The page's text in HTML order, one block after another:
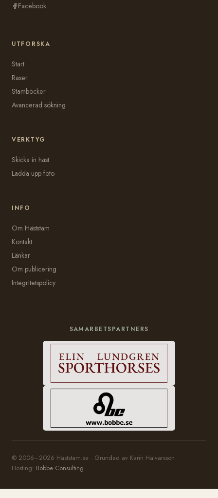
Facebook
UTFORSKA
Start
Raser
Stamböcker
Avancerad sökning
VERKTYG
Skicka in häst
Ladda upp foto
INFO
Om Häststam
Kontakt
Länkar
Om publicering
Integritetspolicy
SAMARBETSPARTNERS
© 2006–2026 Häststam.se · Grundad av Karin Halvarsson
Hosting: Bobbe Consulting